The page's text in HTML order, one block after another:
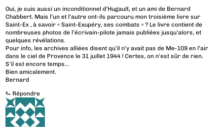
Oui, je suis aussi un inconditionnel d’Hugault, et un ami de Bernard
Chabbert. Mais l’un et l’autre ont-ils parcouru mon troisième livre sur
Saint-Ex , à savoir « Saint-Exupéry, ses combats » ? Le livre contient de
nombreuses photos de l’écrivain-pilote jamais publiées jusqu’alors, et
quelques révélations.
Pour info, les archives alliées disent qu’il n’y avait pas de Me-109 en l’air
dans le ciel de Provence le 31 juillet 1944 ! Certes, on n’est sûr de rien.
S’il est encore temps…
Bien amicalement.
Bernard
⮑ Répondre